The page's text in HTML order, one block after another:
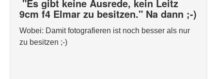
"Es gibt keine Ausrede, kein Leitz
9cm f4 Elmar zu besitzen." Na dann ;-)
Wobei: Damit fotografieren ist noch besser als nur
zu besitzen ;-)